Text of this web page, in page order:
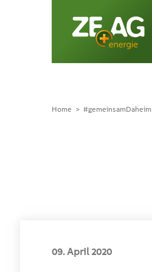
Home #gemeinsamDaheim
09. April 2020